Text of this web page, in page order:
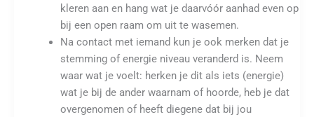
kleren aan en hang wat je daarvóór aanhad even op
bij een open raam om uit te wasemen.
Na contact met iemand kun je ook merken dat je
stemming of energie niveau veranderd is. Neem
waar wat je voelt: herken je dit als iets (energie)
wat je bij de ander waarnam of hoorde, heb je dat
overgenomen of heeft diegene dat bij jou